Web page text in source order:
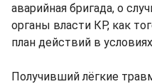
аварийная бригада, о
органы власти КР, как
план действий в
Получивший лёгкие